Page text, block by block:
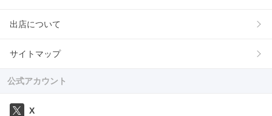
出店について
サイトマップ
公式アカウント
X